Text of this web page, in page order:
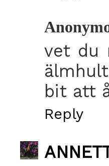
vet du
bit att
Reply